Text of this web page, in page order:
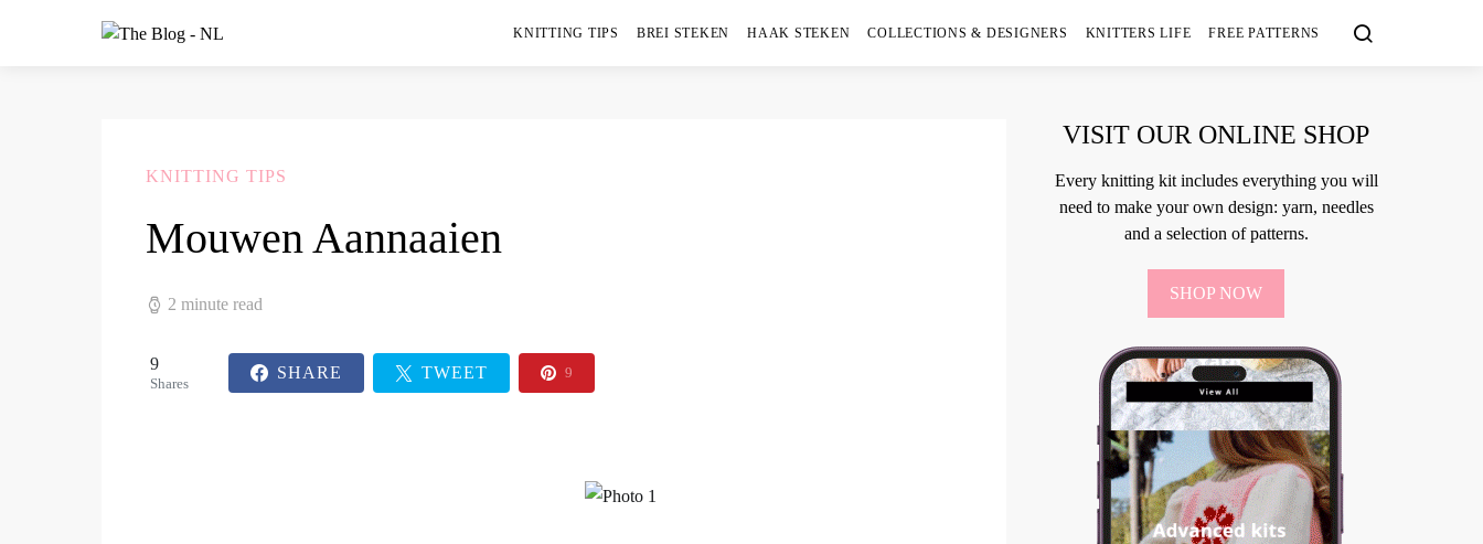
KNITTING TIPS BREI STEKEN HAAK STEKEN COLLECTIONS & DESIGNERS KNITTERS LIFE FREE PATTERNS
KNITTING TIPS
Mouwen Aannaaien
2 minute read
9
Shares
SHARE TWEET 9
VISIT OUR ONLINE SHOP
Every knitting kit includes everything you will
need to make your own design: yarn, needles
and a selection of patterns.
SHOP NOW